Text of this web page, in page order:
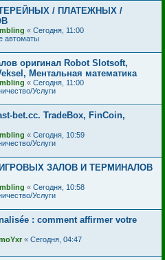
/ ПЛАТЕЖНЫХ /
« Сегодня, 11:00
автоматы
оригинал Robot Slotsoft,
Ментальная математика
« Сегодня, 11:00
Услуги
bet.cc. TradeBox, FinCoin,
« Сегодня, 10:59
Услуги
ЗАЛОВ И ТЕРМИНАЛОВ
« Сегодня, 10:58
Услуги
: comment affirmer votre
« Сегодня, 04:47